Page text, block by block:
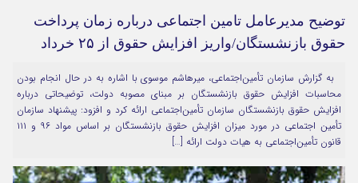
آپارات رمز عبور
مرا به خاطر بسپار
توضیح مدیرعامل تامین اجتماعی درباره زمان پرداخت
حقوق بازنشستگان/واریز افزایش حقوق از ۲۵ خرداد
به گزارش سازمان تأمین‌اجتماعی، میرهاشم موسوی با اشاره به در حال انجام بودن
محاسبات افزایش حقوق بازنشستگان بر مبنای مصوبه دولت، توضیحاتی درباره
افزایش حقوق بازنشستگان سازمان تأمین‌اجتماعی ارائه کرد و افزود: پیشنهاد سازمان
تأمین اجتماعی در مورد میزان افزایش حقوق بازنشستگان بر اساس مواد ۹۶ و ۱۱۱
قانون تأمین‌اجتماعی به هیات دولت ارائه […]